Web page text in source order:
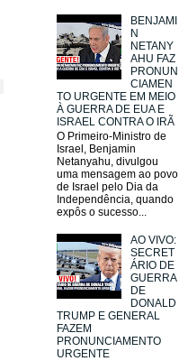
BENJAMI
N
NETANY
AHU FAZ
PRONUN
CIAMEN
TO URGENTE EM MEIO
À GUERRA DE EUA E
ISRAEL CONTRA O IRÃ
O Primeiro-Ministro de
Israel, Benjamin
Netanyahu, divulgou
uma mensagem ao povo
de Israel pelo Dia da
Independência, quando
expôs o sucesso...
AO VIVO:
SECRET
ÁRIO DE
GUERRA
DE
DONALD
TRUMP E GENERAL
FAZEM
PRONUNCIAMENTO
URGENTE